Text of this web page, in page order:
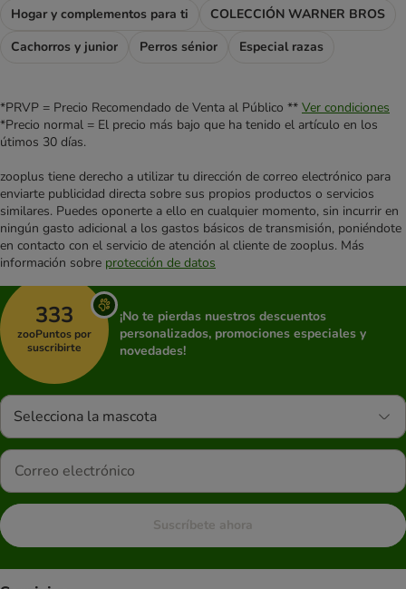
Hogar y complementos para ti
COLECCIÓN WARNER BROS
Cachorros y junior
Perros sénior Especial razas
*PRVP = Precio Recomendado de Venta al Público ** Ver condiciones
*Precio normal = El precio más bajo que ha tenido el artículo en los
útimos 30 días.
zooplus tiene derecho a utilizar tu dirección de correo electrónico para
enviarte publicidad directa sobre sus propios productos o servicios
similares. Puedes oponerte a ello en cualquier momento, sin incurrir en
ningún gasto adicional a los gastos básicos de transmisión, poniéndote
en contacto con el servicio de atención al cliente de zooplus. Más
información sobre protección de datos
333
zooPuntos por
suscribirte
¡No te pierdas nuestros descuentos
personalizados, promociones especiales y
novedades!
Selecciona la mascota
Suscríbete ahora